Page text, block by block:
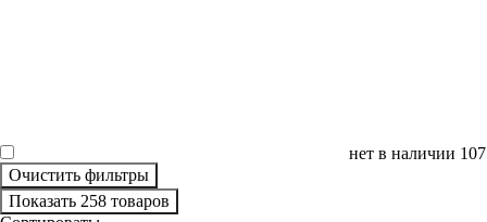
нет в наличии 107
Очистить фильтры
Показать 258 товаров